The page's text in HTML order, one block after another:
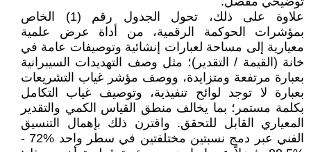
علاوة على ذلك، تحول الجدول رقم (1) الخاص
بمؤشرات الحوكمة الرقمية، من أداة عرض علمية
معيارية إلى مساحة لعبارات إنشائية وتوصيفات عامة في
خانة (القيمة / التقدير)؛ مثل وصف التهديدات السيبرانية
بعبارة مرتفعة ومتزايدة، ووصف مؤشر غياب التشريعات
بعبارة لا توجد لوائح تنفيذية، وتوصيف غياب التكامل
بكلمة مستمر؛ بما يخالف منطق القياس الكمي والتقدير
المعياري القابل للتحقق. واقترن ذلك بإهمال التنسيق
الفني عبر دمج نسبتين مختلفتين في سطر واحد %72 -